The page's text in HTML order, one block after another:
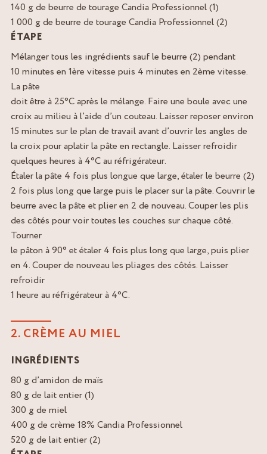
140 g de beurre de tourage Candia Professionnel (1)
1 000 g de beurre de tourage Candia Professionnel (2)
ÉTAPE
Mélanger tous les ingrédients sauf le beurre (2) pendant
10 minutes en 1ère vitesse puis 4 minutes en 2ème vitesse.
La pâte
doit être à 25°C après le mélange. Faire une boule avec une
croix au milieu à l’aide d’un couteau. Laisser reposer environ
15 minutes sur le plan de travail avant d’ouvrir les angles de
la croix pour aplatir la pâte en rectangle. Laisser refroidir
quelques heures à 4°C au réfrigérateur.
Étaler la pâte 4 fois plus longue que large, étaler le beurre (2)
2 fois plus long que large puis le placer sur la pâte. Couvrir le
beurre avec la pâte et plier en 2 de nouveau. Couper les plis
des côtés pour voir toutes les couches sur chaque côté.
Tourner
le pâton à 90° et étaler 4 fois plus long que large, puis plier
en 4. Couper de nouveau les pliages des côtés. Laisser
refroidir
1 heure au réfrigérateur à 4°C.
2. CRÈME AU MIEL
INGRÉDIENTS
80 g d’amidon de maïs
80 g de lait entier (1)
300 g de miel
400 g de crème 18% Candia Professionnel
520 g de lait entier (2)